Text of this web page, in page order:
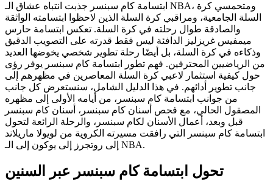
ابتسامة كام سبنسر جذبت انتباه عشاق الـ NBA، ومتحمسي كرة
السلة الجامعية، ومراقبي كرة السلة الذين لاحظوا ابتسامته الواثقة
والصادقة طوال رحلته في كرة السلة. تعكس ابتسامة حارس
ميمفيس غريزليز الدافئة ليس فقط قدرته على التصويب الدقيق
وذكاءه في كرة السلة، بل أيضًا رحلة تطوير شخصي يخوضها العديد
من الرياضيين المحترفين. فهم تطور ابتسامة كام سبنسر يوفر رؤى
حول كيفية استثمار لاعبي كرة السلة المعاصرين في مظهرهم إلى
جانب تطوير أدائهم. في هذا الدليل الشامل، سنستعرض كل جانب
من جوانب ابتسامة كام سبنسر، من أيامه الأولى إلى مظهره
المصقول الحالي، مع فحص أسنان كام سبنسر، أسنان كام سبنسر
قبل وبعد، أعمال الأسنان لكام سبنسر، والرحلة الرائعة لتحول
ابتسامة كام سبنسر التي رافقت مسيرته الكروية من لويولا ماريلاند
إلى روتجرز إلى يوكون إلى الـ NBA.
تحول ابتسامة كام سبنسر عبر السنين